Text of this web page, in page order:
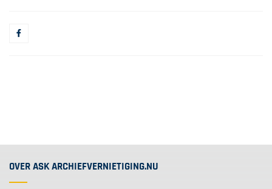
OVER ASK ARCHIEFVERNIETIGING.NU